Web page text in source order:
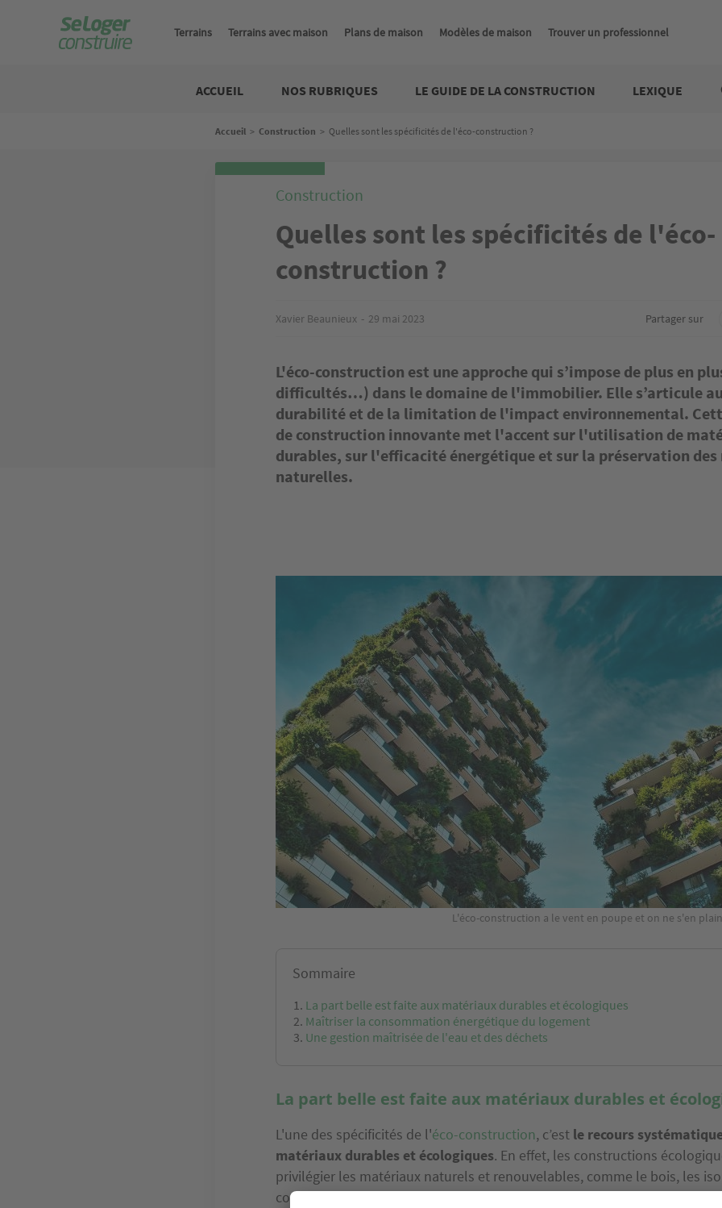
Terrains Terrains avec maison Plans de maison Modèles de maison Trouver un professionnel
ACCUEIL
NOS RUBRIQUES LE GUIDE DE LA CONSTRUCTION LEXIQUE
Fil
Accueil > Construction > Quelles sont les spécificités de l'éco-construction ?
Construction
Quelles sont les spécificités de l'éco-
construction ?
Xavier Beaunieux 29 mai 2023 Partager sur
L'éco-construction est une approche qui s’impose de plus en
difficultés…) dans le domaine de l'immobilier. Elle s’articule
durabilité et de la limitation de l'impact environnemental.
de construction innovante met l'accent sur l'utilisation de
durables, sur l'efficacité énergétique et sur la préservation des
naturelles.
L'éco-construction a le vent en poupe et on ne s'en
Sommaire
La part belle est faite aux matériaux durables et écologiques
Maîtriser la consommation énergétique du logement
Une gestion maîtrisée de l'eau et des déchets
La part belle est faite aux matériaux durables et
L'une des spécificités de l'éco-construction, c’est le recours
matériaux durables et écologiques. En effet, les constructions
privilégier les matériaux naturels et renouvelables, comme le bois, les
confectionnés à partir de fibres végétales ou encore les peintures et les